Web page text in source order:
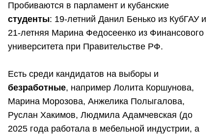
Пробиваются в парламент и кубанские
студенты: 19-летний Данил Бенько из КубГАУ и
21-летняя Марина Федосеенко из Финансового
университета при Правительстве РФ.
Есть среди кандидатов на выборы и
безработные, например Лолита Коршунова,
Марина Морозова, Анжелика Полыгалова,
Руслан Хакимов, Людмила Адамчевская (до
2025 года работала в мебельной индустрии, а